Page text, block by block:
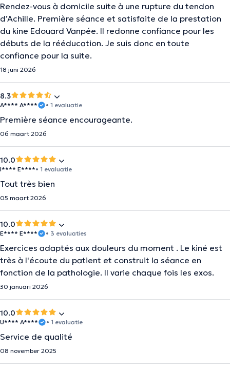
Rendez-vous à domicile suite à une rupture du tendon
d’Achille. Première séance et satisfaite de la prestation
du kine Edouard Vanpée. Il redonne confiance pour les
débuts de la rééducation. Je suis donc en toute
confiance pour la suite.
18 juni 2026
8.3
A**** A**** • 1 evaluatie
Première séance encourageante.
06 maart 2026
10.0
I**** E****• 1 evaluatie
Tout très bien
05 maart 2026
10.0
E**** E**** • 3 evaluaties
Exercices adaptés aux douleurs du moment . Le kiné est
très à l'écoute du patient et construit la séance en
fonction de la pathologie. Il varie chaque fois les exos.
30 januari 2026
10.0
U**** A**** • 1 evaluatie
Service de qualité
08 november 2025